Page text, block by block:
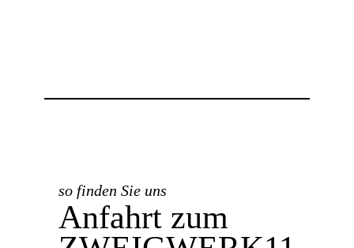
so finden Sie uns
Anfahrt zum